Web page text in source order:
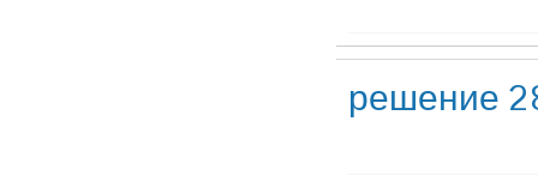
решение